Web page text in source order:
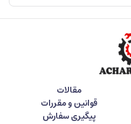
مقالات
قوانین و مقررات
پیگیری سفارش